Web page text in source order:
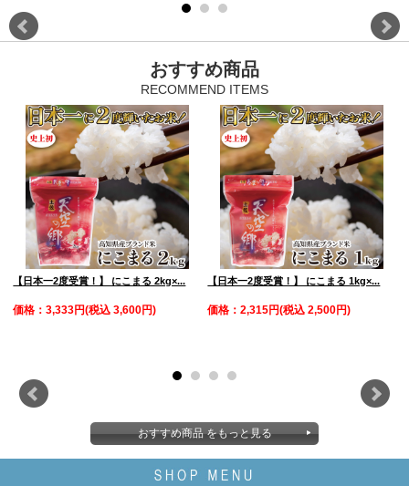
おすすめ商品
【日本一2度受賞！】 にこまる 2kg×...
価格：3,333円(税込 3,600円)
【日本一2度受賞！】 にこまる 1kg×...
価格：2,315円(税込 2,500円)
おすすめ商品 をもっと見る